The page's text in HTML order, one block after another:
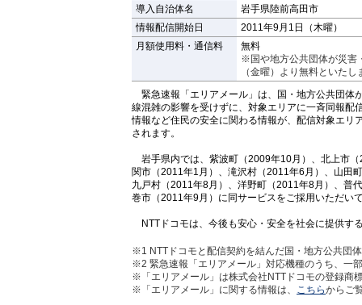
導入自治体名
岩手県陸前高田市
情報配信開始日
2011年9月1日（木曜）
月額使用料・通信料
無料
※国や地方公共団体が災害
（金曜）より無料といたし
緊急速報「エリアメール」は、国・地方公共団体
線混雑の影響を受けずに、対象エリアに一斉同報配
情報など住民の安全に関わる情報が、配信対象エリ
されます。
岩手県内では、紫波町（2009年10月）、北上市
関市（2011年1月）、滝沢村（2011年6月）、山田
九戸村（2011年8月）、洋野町（2011年8月）、普
巻市（2011年9月）に同サービスをご採用いただい
NTTドコモは、今後も安心・安全を社会に提供す
※1 NTTドコモと配信契約を結んだ国・地方公共団
※2 緊急速報「エリアメール」対応機種のうち、一
※「エリアメール」は株式会社NTTドコモの登録商
※「エリアメール」に関する情報は、
こちらからご